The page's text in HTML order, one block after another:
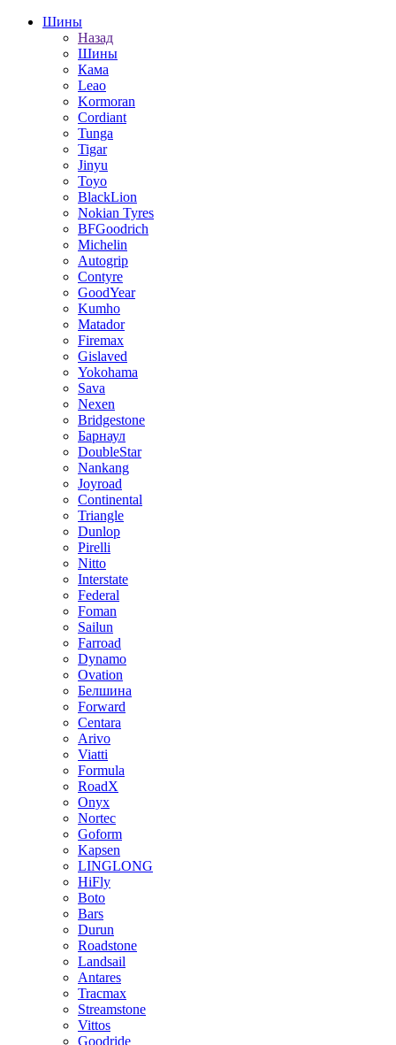
Шины
Назад
Шины
Кама
Leao
Kormoran
Cordiant
Tunga
Tigar
Jinyu
Toyo
BlackLion
Nokian Tyres
BFGoodrich
Michelin
Autogrip
Contyre
GoodYear
Kumho
Matador
Firemax
Gislaved
Yokohama
Sava
Nexen
Bridgestone
Барнаул
DoubleStar
Nankang
Joyroad
Continental
Triangle
Dunlop
Pirelli
Nitto
Interstate
Federal
Foman
Sailun
Farroad
Dynamo
Ovation
Белшина
Forward
Centara
Arivo
Viatti
Formula
RoadX
Onyx
Nortec
Goform
Kapsen
LINGLONG
HiFly
Boto
Bars
Durun
Roadstone
Landsail
Antares
Tracmax
Streamstone
Vittos
Goodride